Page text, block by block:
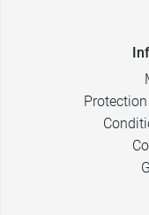
Demandez
d'autres
La nicotine est
et de
vous et votre
un avis médical